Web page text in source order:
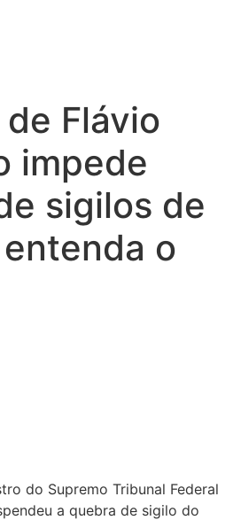
Flávio
impede
sigilos de
o
do Supremo Tribunal Federal
a quebra de sigilo do